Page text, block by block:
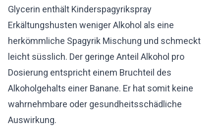
Glycerin enthält Kinderspagyrikspray
Erkältungshusten weniger Alkohol als eine
herkömmliche Spagyrik Mischung und schmeckt
leicht süsslich. Der geringe Anteil Alkohol pro
Dosierung entspricht einem Bruchteil des
Alkoholgehalts einer Banane. Er hat somit keine
wahrnehmbare oder gesundheitsschädliche
Auswirkung.